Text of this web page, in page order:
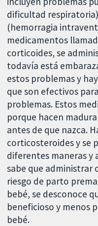
dificultad
(hemorragia
medicamentos
corticoides, se
todavía está
estos problemas y
que son efectivos
problemas. Estos
porque hacen
antes de que nazca.
corticosteroides y se
diferentes maneras y
sabe que administrar
riesgo de parto
bebé, se desconoce
beneficioso y menos
bebé.